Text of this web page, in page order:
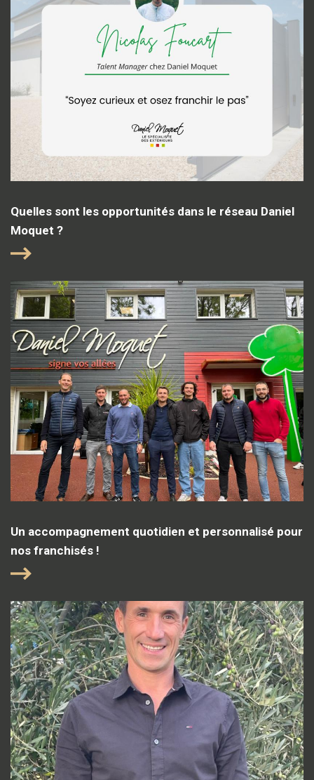
Quelles sont les opportunités dans le réseau Daniel
Moquet ?
Un accompagnement quotidien et personnalisé pour
nos franchisés !